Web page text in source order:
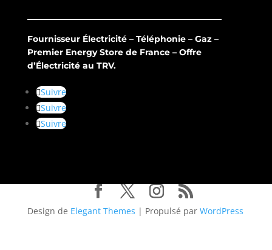
Fournisseur Électricité – Téléphonie – Gaz –
Premier Energy Store de France – Offre
d’Électricité au TRV.
Suivre
Suivre
Suivre
Design de Elegant Themes | Propulsé par WordPress